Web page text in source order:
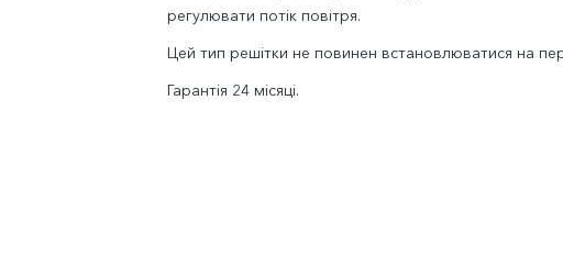
регулювати потік повітря.
Цей тип решітки не повинен встановлюватися на
Гарантія 24 місяці.